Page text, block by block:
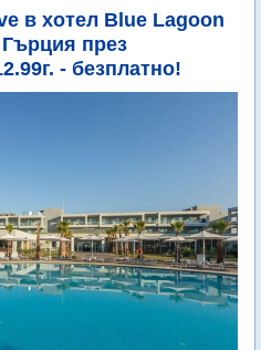
в хотел Blue Lagoon
през
- безплатно!